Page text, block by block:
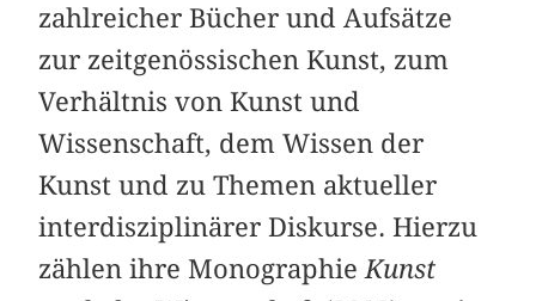
zahlreicher Bücher und Aufsätze
zur zeitgenössischen Kunst, zum
Verhältnis von Kunst und
Wissenschaft, dem Wissen der
Kunst und zu Themen aktueller
interdisziplinärer Diskurse. Hierzu
zählen ihre Monographie Kunst